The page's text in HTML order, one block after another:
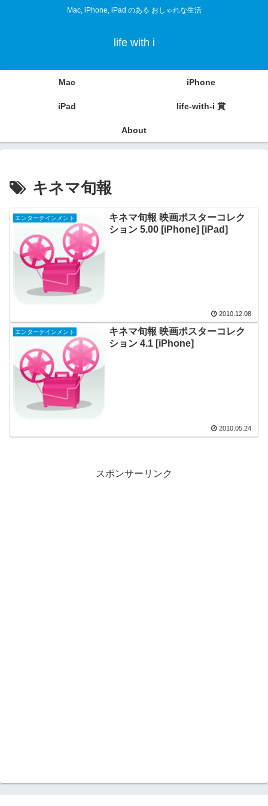
Mac, iPhone, iPad のある おしゃれな生活
life with i
Mac iPhone
iPad life-with-i 賞
About
キネマ旬報
エンターテインメント
キネマ旬報 映画ポスターコレク
ション 5.00 [iPhone] [iPad]
2010.12.08
エンターテインメント
キネマ旬報 映画ポスターコレク
ション 4.1 [iPhone]
2010.05.24
スポンサーリンク